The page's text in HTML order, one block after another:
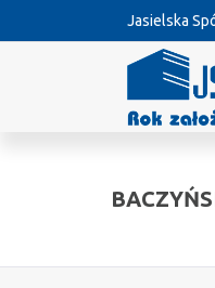
Jasielska